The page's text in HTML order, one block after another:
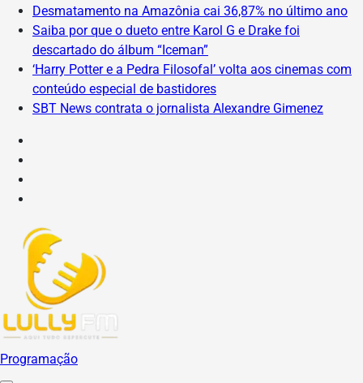
Desmatamento na Amazônia cai 36,87% no último ano
Saiba por que o dueto entre Karol G e Drake foi
descartado do álbum “Iceman”
‘Harry Potter e a Pedra Filosofal’ volta aos cinemas com
conteúdo especial de bastidores
SBT News contrata o jornalista Alexandre Gimenez
Programação